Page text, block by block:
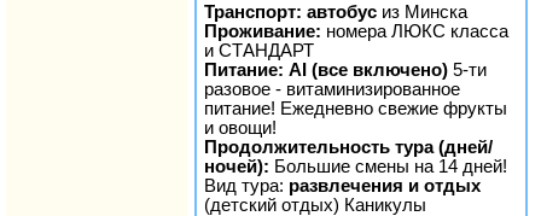
Транспорт: автобус из Минска
Проживание: номера ЛЮКС класса
и СТАНДАРТ
Питание: AI (все включено) 5-ти
разовое - витаминизированное
питание! Ежедневно свежие фрукты
и овощи!
Продолжительность тура (дней/
ночей): Большие смены на 14 дней!
Вид тура: развлечения и отдых
(детский отдых) Каникулы